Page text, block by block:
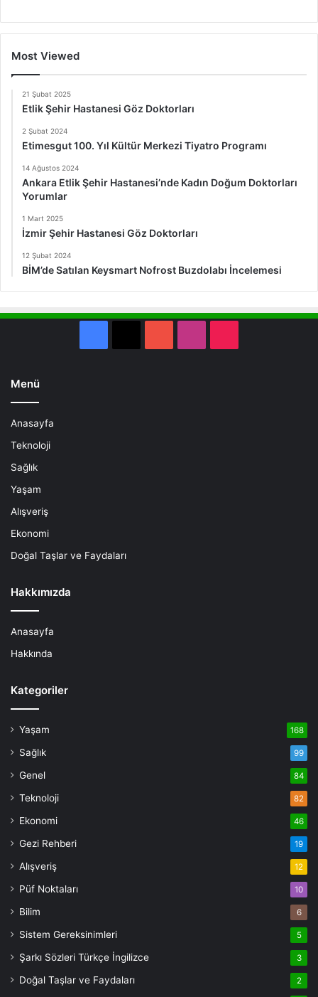
Most Viewed
21 Şubat 2025
Etlik Şehir Hastanesi Göz Doktorları
2 Şubat 2024
Etimesgut 100. Yıl Kültür Merkezi Tiyatro Programı
14 Ağustos 2024
Ankara Etlik Şehir Hastanesi’nde Kadın Doğum Doktorları
Yorumlar
1 Mart 2025
İzmir Şehir Hastanesi Göz Doktorları
12 Şubat 2024
BİM’de Satılan Keysmart Nofrost Buzdolabı İncelemesi
Menü
Anasayfa
Teknoloji
Sağlık
Yaşam
Alışveriş
Ekonomi
Doğal Taşlar ve Faydaları
Hakkımızda
Anasayfa
Hakkında
Kategoriler
Yaşam 168
Sağlık 99
Genel 84
Teknoloji 82
Ekonomi 46
Gezi Rehberi 19
Alışveriş 12
Püf Noktaları 10
Bilim 6
Sistem Gereksinimleri 5
Şarkı Sözleri Türkçe İngilizce 3
Doğal Taşlar ve Faydaları 2